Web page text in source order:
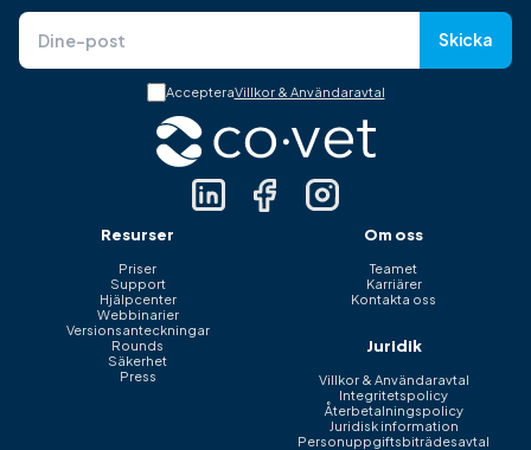
Skicka
AccepteraVillkor & Användaravtal
Resurser
Priser
Support
Hjälpcenter
Webbinarier
Versionsanteckningar
Rounds
Säkerhet
Press
Om oss
Teamet
Karriärer
Kontakta oss
Juridik
Villkor & Användaravtal
Integritetspolicy
Återbetalningspolicy
Juridisk information
Personuppgiftsbiträdesavtal